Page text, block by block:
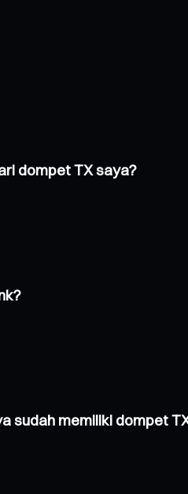
dompet TX saya?
sudah memiliki dompet